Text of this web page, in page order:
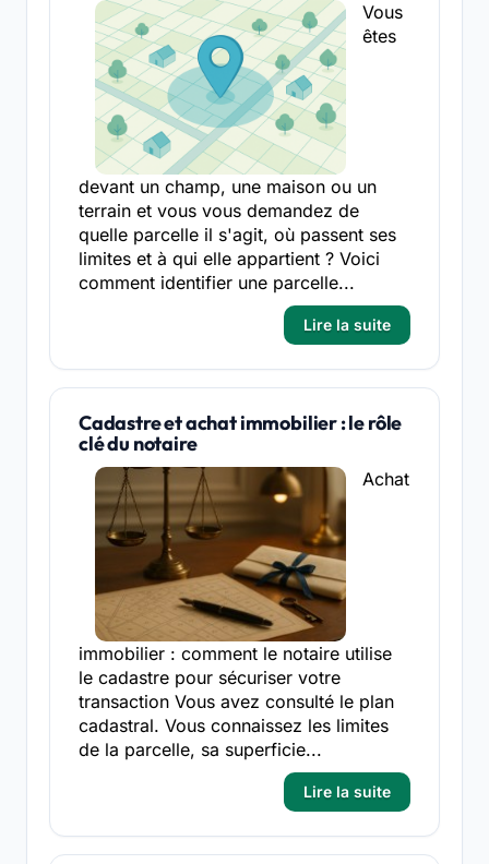
Vous
êtes
devant un champ, une maison ou un
terrain et vous vous demandez de
quelle parcelle il s'agit, où passent ses
limites et à qui elle appartient ? Voici
comment identifier une parcelle...
Lire la suite
Cadastre et achat immobilier : le rôle
clé du notaire
Achat
immobilier : comment le notaire utilise
le cadastre pour sécuriser votre
transaction Vous avez consulté le plan
cadastral. Vous connaissez les limites
de la parcelle, sa superficie...
Lire la suite